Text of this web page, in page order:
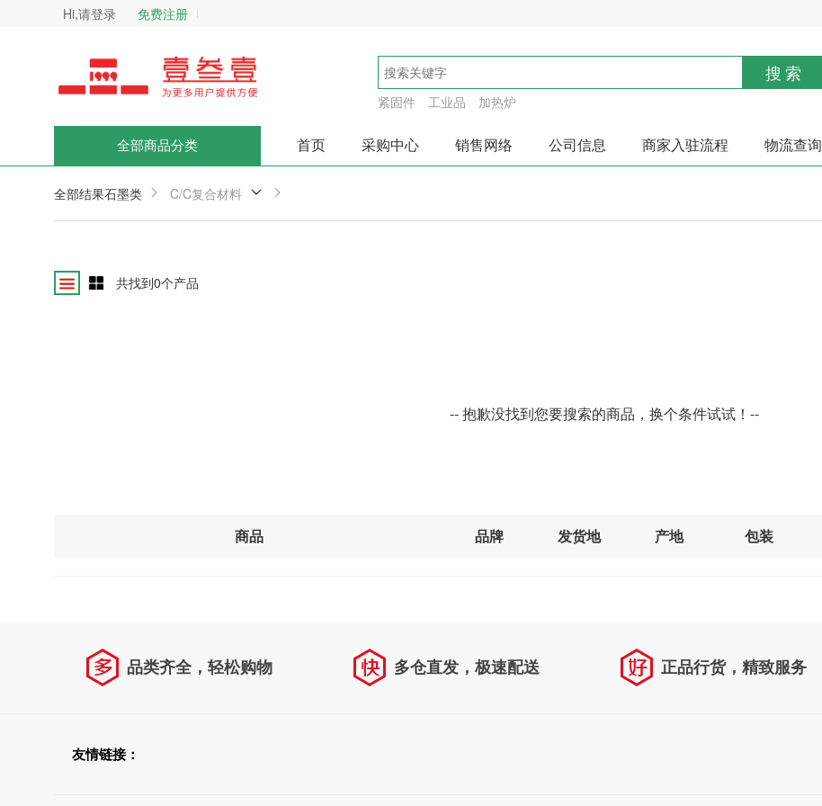
Hi,请登录 免费注册
搜索
紧固件 工业品 加热炉
全部商品分类 首页 采购中心 销售网络 公司信息 商家入驻流程 物流查询
全部结果石墨类 C/C复合材料
共找到0个产品
-- 抱歉没找到您要搜索的商品，换个条件试试！--
商品 品牌 发货地 产地 包装
品类齐全，轻松购物 多仓直发，极速配送 正品行货，精致服务
友情链接：